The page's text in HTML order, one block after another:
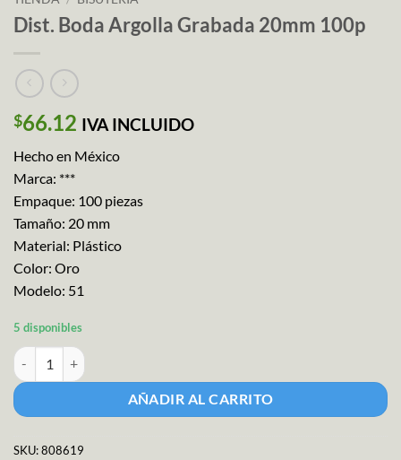
Dist. Boda Argolla Grabada 20mm 100p
$66.12 IVA INCLUIDO
Hecho en México
Marca: ***
Empaque: 100 piezas
Tamaño: 20 mm
Material: Plástico
Color: Oro
Modelo: 51
5 disponibles
Dist. Boda Argolla Grabada 20mm 100p cantidad
AÑADIR AL CARRITO
SKU:808619